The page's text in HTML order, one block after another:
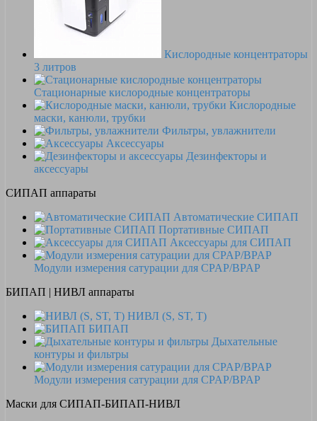
Кислородные концентраторы
3 литров
Стационарные кислородные концентраторы
Кислородные
маски, канюли, трубки
Фильтры, увлажнители
Аксессуары
Дезинфекторы и
аксессуары
СИПАП аппараты
Автоматические СИПАП
Портативные СИПАП
Аксессуары для СИПАП
Модули измерения сатурации для CPAP/BPAP
БИПАП | НИВЛ аппараты
НИВЛ (S, ST, T)
БИПАП
Дыхательные
контуры и фильтры
Модули измерения сатурации для CPAP/BPAP
Маски для СИПАП-БИПАП-НИВЛ